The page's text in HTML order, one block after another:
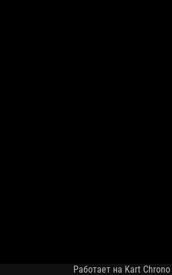
Работает на Kart Chrono